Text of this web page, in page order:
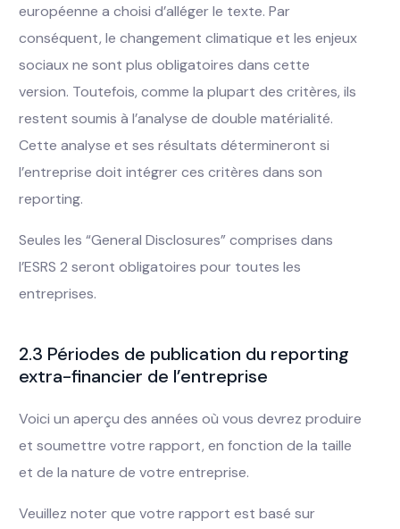
européenne a choisi d’alléger le texte. Par
conséquent, le changement climatique et les enjeux
sociaux ne sont plus obligatoires dans cette
version. Toutefois, comme la plupart des critères, ils
restent soumis à l’analyse de double matérialité.
Cette analyse et ses résultats détermineront si
l’entreprise doit intégrer ces critères dans son
reporting.
Seules les “General Disclosures” comprises dans
l’ESRS 2 seront obligatoires pour toutes les
entreprises.
2.3 Périodes de publication du reporting
extra-financier de l’entreprise
Voici un aperçu des années où vous devrez produire
et soumettre votre rapport, en fonction de la taille
et de la nature de votre entreprise.
Veuillez noter que votre rapport est basé sur